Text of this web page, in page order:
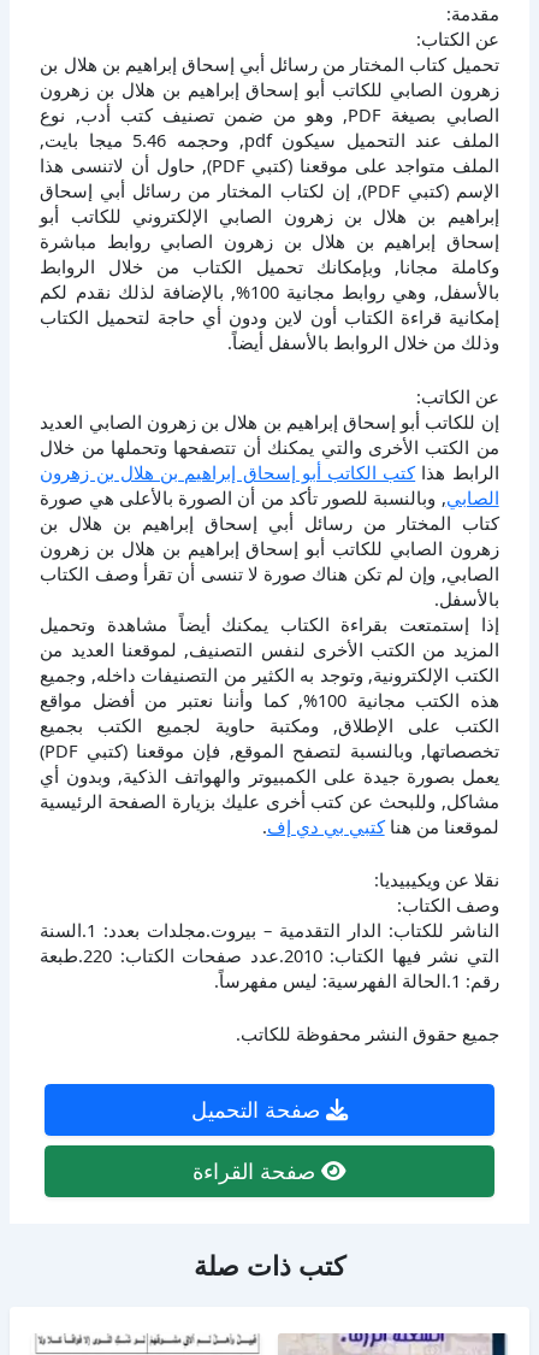
مقدمة:
عن الكتاب:
تحميل كتاب المختار من رسائل أبي إسحاق إبراهيم بن هلال بن
زهرون الصابي للكاتب أبو إسحاق إبراهيم بن هلال بن زهرون
الصابي بصيغة PDF, وهو من ضمن تصنيف كتب أدب, نوع
الملف عند التحميل سيكون pdf, وحجمه 5.46 ميجا بايت,
الملف متواجد على موقعنا (كتبي PDF), حاول أن لاتنسى هذا
الإسم (كتبي PDF), إن لكتاب المختار من رسائل أبي إسحاق
إبراهيم بن هلال بن زهرون الصابي الإلكتروني للكاتب أبو
إسحاق إبراهيم بن هلال بن زهرون الصابي روابط مباشرة
وكاملة مجانا, وبإمكانك تحميل الكتاب من خلال الروابط
بالأسفل, وهي روابط مجانية 100%, بالإضافة لذلك نقدم لكم
إمكانية قراءة الكتاب أون لاين ودون أي حاجة لتحميل الكتاب
وذلك من خلال الروابط بالأسفل أيضاً.
عن الكاتب:
إن للكاتب أبو إسحاق إبراهيم بن هلال بن زهرون الصابي العديد
من الكتب الأخرى والتي يمكنك أن تتصفحها وتحملها من خلال
الرابط هذاكتب الكاتب أبو إسحاق إبراهيم بن هلال بن زهرون
الصابي, وبالنسبة للصور تأكد من أن الصورة بالأعلى هي صورة
كتاب المختار من رسائل أبي إسحاق إبراهيم بن هلال بن
زهرون الصابي للكاتب أبو إسحاق إبراهيم بن هلال بن زهرون
الصابي, وإن لم تكن هناك صورة لا تنسى أن تقرأ وصف الكتاب
بالأسفل.
إذا إستمتعت بقراءة الكتاب يمكنك أيضاً مشاهدة وتحميل
المزيد من الكتب الأخرى لنفس التصنيف, لموقعنا العديد من
الكتب الإلكترونية, وتوجد به الكثير من التصنيفات داخله, وجميع
هذه الكتب مجانية 100%, كما وأننا نعتبر من أفضل مواقع
الكتب على الإطلاق, ومكتبة حاوية لجميع الكتب بجميع
تخصصاتها, وبالنسبة لتصفح الموقع, فإن موقعنا (كتبي PDF)
يعمل بصورة جيدة على الكمبيوتر والهواتف الذكية, وبدون أي
مشاكل, وللبحث عن كتب أخرى عليك بزيارة الصفحة الرئيسية
لموقعنا من هناكتبي بي دي إف.
نقلا عن ويكيبيديا:
وصف الكتاب:
الناشر للكتاب: الدار التقدمية – بيروت.مجلدات بعدد: 1.السنة
التي نشر فيها الكتاب: 2010.عدد صفحات الكتاب: 220.طبعة
رقم: 1.الحالة الفهرسية: ليس مفهرساً.
جميع حقوق النشر محفوظة للكاتب.
صفحة التحميل
صفحة القراءة
كتب ذات صلة